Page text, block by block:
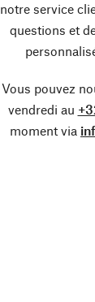
notre service
questions et
Vous pouvez
vendredi au
moment via